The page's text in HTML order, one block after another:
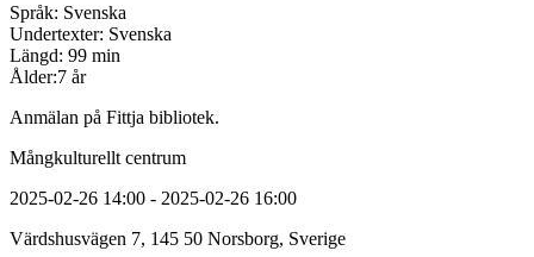
Språk: Svenska
Undertexter: Svenska
Längd: 99 min
Ålder:7 år
Anmälan på Fittja bibliotek.
Mångkulturellt centrum
2025-02-26 14:00 - 2025-02-26 16:00
Värdshusvägen 7, 145 50 Norsborg, Sverige